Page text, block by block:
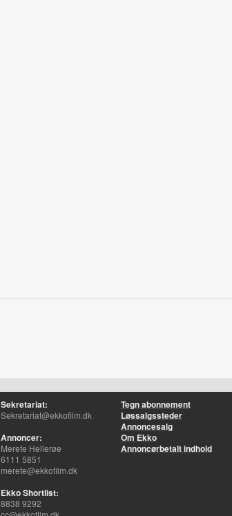
Sekretariat:
Sekretariat@ekkofilm.dk
Annoncer:
Merete Hellerøe
6111 5851
merete@ekkofilm.dk
Ekko Shortlist:
8838 9292
Tegn abonnement
Løssalgssteder
Annoncesalg
Om Ekko
Annoncørbetalt indhold